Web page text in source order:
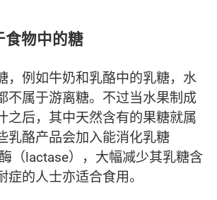
食物中的糖
，例如牛奶和乳酪中的乳糖，水
不属于游离糖。不过当水果制成
之后，其中天然含有的果糖就属
乳酪产品会加入能消化乳糖
（lactase），大幅减少其乳糖含
症的人士亦适合食用。